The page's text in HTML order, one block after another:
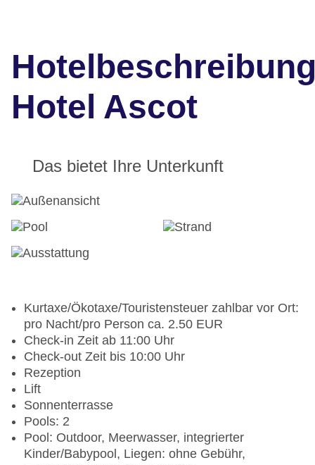
Hotel Ascot
Das bietet Ihre Unterkunft
Kurtaxe/Ökotaxe/Touristensteuer zahlbar vor Ort:
pro Nacht/pro Person ca. 2.50 EUR
Check-in Zeit ab 11:00 Uhr
Check-out Zeit bis 10:00 Uhr
Rezeption
Lift
Sonnenterrasse
Pools: 2
Pool: Outdoor, Meerwasser, integrierter
Kinder/Babypool, Liegen: ohne Gebühr,